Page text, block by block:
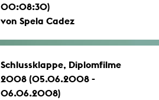
00:08:30)
von Spela Cadez
Schlussklappe, Diplomfilme
2008 (05.06.2008 -
06.06.2008)